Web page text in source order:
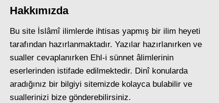
Hakkımızda
Bu site İslâmî ilimlerde ihtisas yapmış bir ilim heyeti
tarafından hazırlanmaktadır. Yazılar hazırlanırken ve
sualler cevaplanırken Ehl-i sünnet âlimlerinin
eserlerinden istifade edilmektedir. Dinî konularda
aradığınız bir bilgiyi sitemizde kolayca bulabilir ve
suallerinizi bize gönderebilirsiniz.